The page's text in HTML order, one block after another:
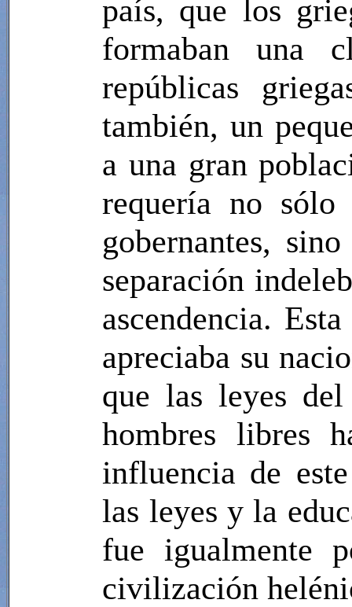
país, que los
formaban una
repúblicas
también, un
a una gran
requería no sólo
gobernantes,
separación
ascendencia.
apreciaba su
que las leyes
hombres libres
influencia de
las leyes y la
fue igualmente
civilización